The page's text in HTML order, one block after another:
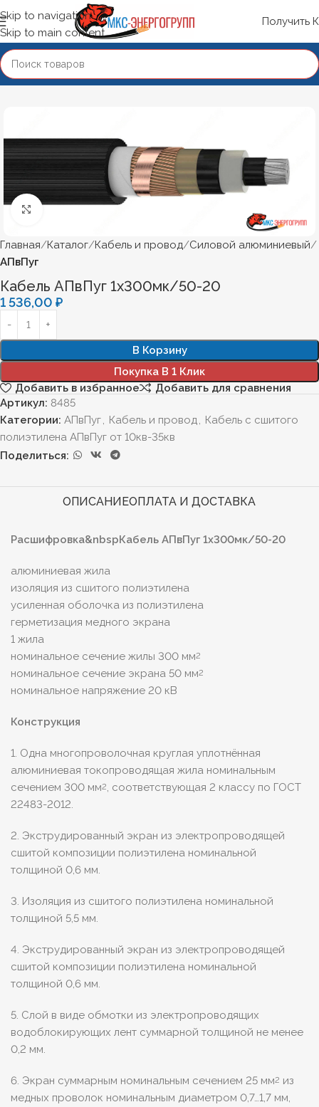
Skip to navigation
Skip to main content
Получить
Главная Каталог Кабель и провод Силовой алюминиевый
АПвПуг
Кабель АПвПуг 1х300мк/50-20
1 536,00 ₽
В Корзину
Покупка В 1 Клик
Добавить в избранное
Добавить для сравнения
Артикул: 8485
Категории: АПвПуг, Кабель и провод, Кабель с сшитого
полиэтилена АПвПуг от 10кв-35кв
Поделиться:
ОПИСАНИЕОПЛАТА И ДОСТАВКА
Расшифровка&nbspКабель АПвПуг 1х300мк/50-20
алюминиевая жила
изоляция из сшитого полиэтилена
усиленная оболочка из полиэтилена
герметизация медного экрана
1 жила
номинальное сечение жилы 300 мм2
номинальное сечение экрана 50 мм2
номинальное напряжение 20 кВ
Конструкция
1. Одна многопроволочная круглая уплотнённая
алюминиевая токопроводящая жила номинальным
сечением 300 мм2, соответствующая 2 классу по ГОСТ
22483-2012.
2. Экструдированный экран из электропроводящей
сшитой композиции полиэтилена номинальной
толщиной 0,6 мм.
3. Изоляция из сшитого полиэтилена номинальной
толщиной 5,5 мм.
4. Экструдированный экран из электропроводящей
сшитой композиции полиэтилена номинальной
толщиной 0,6 мм.
5. Слой в виде обмотки из электропроводящих
водоблокирующих лент суммарной толщиной не менее
0,2 мм.
6. Экран суммарным номинальным сечением 25 мм2 из
медных проволок номинальным диаметром 0,7…1,7 мм,